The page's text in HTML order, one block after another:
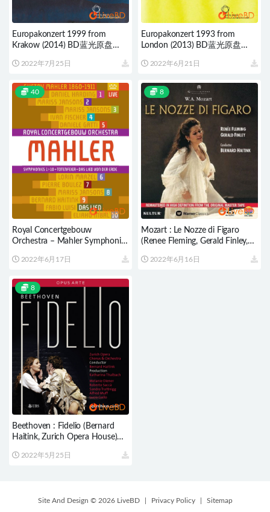
Europakonzert 1999 from
Krakow (2014) BD蓝光原盘
2022年7月25日
Europakonzert 1993 from
London (2013) BD蓝光原盘
2022年6月21日
40
Royal Concertgebouw
Orchestra – Mahler Symphonies
der Erde (11BD) (2013) BD蓝光
2022年6月17日
8
Mozart : Le Nozze di Figaro
(Renee Fleming, Gerald Finley,
原盘 22.3G
2022年6月16日
8
Beethoven : Fidelio (Bernard
Haitink, Zurich Opera House)
2022年5月25日
Site And Design © 2026 LiveBD Privacy Policy Sitemap